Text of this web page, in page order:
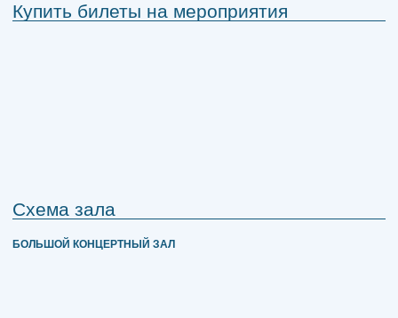
Купить билеты на мероприятия
Схема зала
БОЛЬШОЙ КОНЦЕРТНЫЙ ЗАЛ